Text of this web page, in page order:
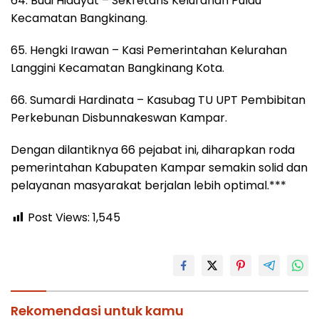
Kecamatan Bangkinang.
65. Hengki Irawan – Kasi Pemerintahan Kelurahan
Langgini Kecamatan Bangkinang Kota.
66. Sumardi Hardinata – Kasubag TU UPT Pembibitan
Perkebunan Disbunnakeswan Kampar.
Dengan dilantiknya 66 pejabat ini, diharapkan roda
pemerintahan Kabupaten Kampar semakin solid dan
pelayanan masyarakat berjalan lebih optimal.***
Post Views: 1,545
Rekomendasi untuk kamu